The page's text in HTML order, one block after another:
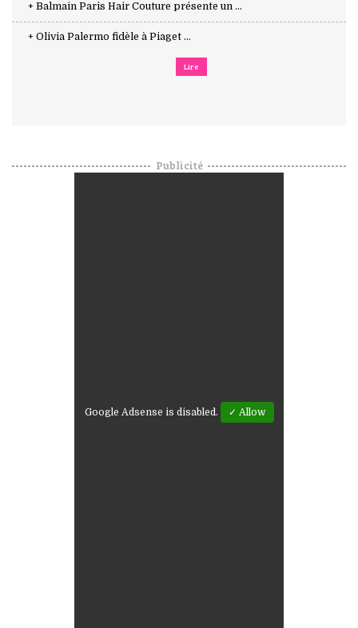
+ Balmain Paris Hair Couture présente un ...
+ Olivia Palermo fidèle à Piaget ...
Lire
Publicité
Google Adsense is disabled. ✓ Allow